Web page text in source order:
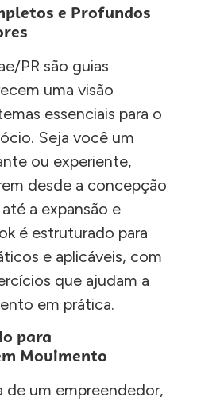
e Profundos
PR são guias
uma visão
essenciais para o
Seja você um
ou experiente,
desde a concepção
a expansão e
é estruturado para
e aplicáveis, com
que ajudam a
em prática.
para
Movimento
de um empreendedor,